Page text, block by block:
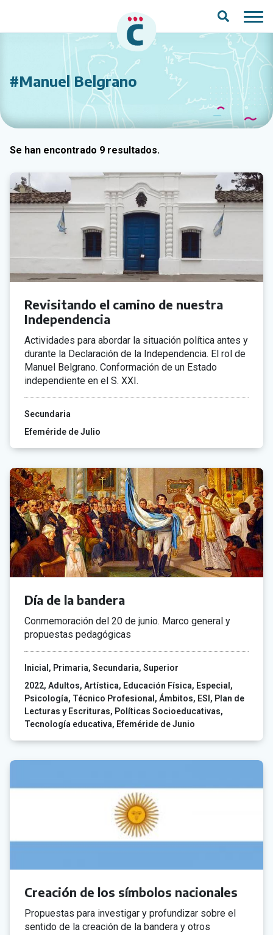
#Manuel Belgrano
Se han encontrado 9 resultados.
Revisitando el camino de nuestra
Independencia
Actividades para abordar la situación política antes y
durante la Declaración de la Independencia. El rol de
Manuel Belgrano. Conformación de un Estado
independiente en el S. XXI.
Secundaria
Efeméride de Julio
Día de la bandera
Conmemoración del 20 de junio. Marco general y
propuestas pedagógicas
Inicial Primaria Secundaria Superior
2022 Adultos Artística Educación Física
Especial
Psicología Técnico Profesional Ámbitos ESI
Plan de
Lecturas y Escrituras
Políticas Socioeducativas
Tecnología educativa
Efeméride de Junio
Creación de los símbolos nacionales
Propuestas para investigar y profundizar sobre el
sentido de la creación de la bandera y otros